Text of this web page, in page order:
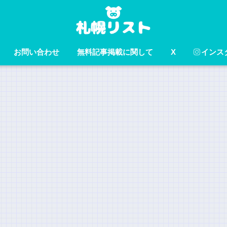
お問い合わせ 無料記事掲載に関して X インス